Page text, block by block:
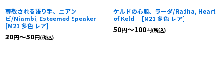
尊敬される語り手、ニアン
ビ/Niambi, Esteemed Speaker
[M21 多色 レア]
30円～50円(税込)
ケルドの心胆、ラーダ/Radha, Heart
of Keld
[M21 多色 レア]
50円～100円(税込)